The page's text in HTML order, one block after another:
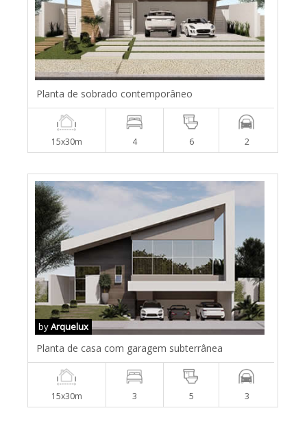
Planta de sobrado contemporâneo
15x30m 4 6 2
byArquelux
Planta de casa com garagem subterrânea
15x30m 3 5 3